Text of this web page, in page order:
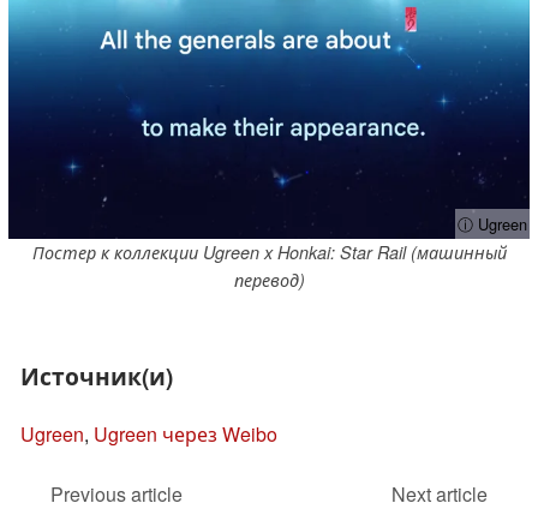
ⓘ Ugreen
Постер к коллекции Ugreen x Honkai: Star Rail (машинный
перевод)
Источник(и)
Ugreen, Ugreen через Weibo
Previous article
Next article